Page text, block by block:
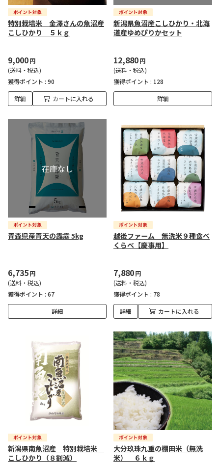
特別栽培米 金澤さんの魚沼産
こしひかり ５ｋｇ
9,000円
(送料・税込)
獲得ポイント : 90
詳細 カートに入れる
新潟県魚沼産こしひかり・北海
道産ゆめぴりかセット
12,880円
(送料・税込)
獲得ポイント : 128
詳細
青森県産青天の霹靂 5kg
6,735円
(送料・税込)
獲得ポイント : 67
詳細
越後ファーム 無洗米９種食べ
くらべ【慶事用】
7,880円
(送料・税込)
獲得ポイント : 78
詳細 カートに入れる
新潟県南魚沼産 特別栽培米
こしひかり（８割減）
大分玖珠九重の棚田米（無洗
米） ６ｋｇ